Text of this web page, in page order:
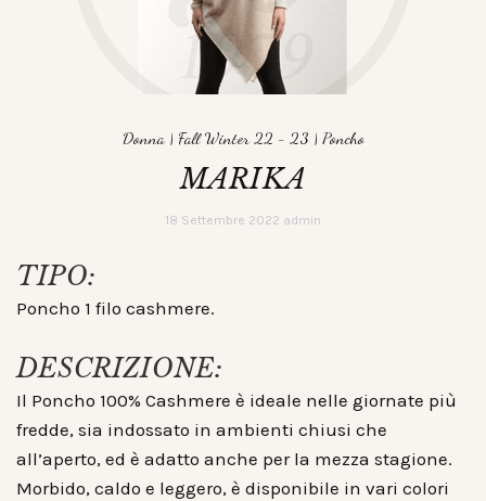
Donna| Fall Winter 22 - 23 | Poncho
MARIKA
18 Settembre 2022 admin
TIPO:
Poncho 1 filo cashmere.
DESCRIZIONE:
Il Poncho 100% Cashmere è ideale nelle giornate più
fredde, sia indossato in ambienti chiusi che
all’aperto, ed è adatto anche per la mezza stagione.
Morbido, caldo e leggero, è disponibile in vari colori